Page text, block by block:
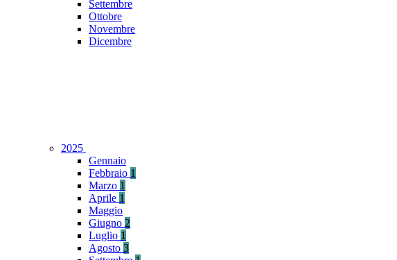
Settembre
Ottobre
Novembre
Dicembre
2025
Gennaio
Febbraio 1
Marzo 1
Aprile 1
Maggio
Giugno 2
Luglio 1
Agosto 3